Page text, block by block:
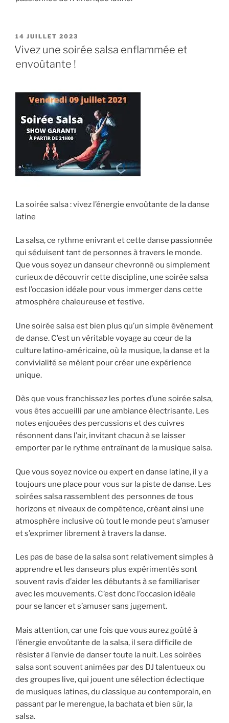
PUBLIÉ
LE
14 JUILLET 2023
Vivez une soirée salsa enflammée et
envoûtante !
La soirée salsa : vivez l’énergie envoûtante de la danse
latine
La salsa, ce rythme enivrant et cette danse passionnée
qui séduisent tant de personnes à travers le monde.
Que vous soyez un danseur chevronné ou simplement
curieux de découvrir cette discipline, une soirée salsa
est l’occasion idéale pour vous immerger dans cette
atmosphère chaleureuse et festive.
Une soirée salsa est bien plus qu’un simple événement
de danse. C’est un véritable voyage au cœur de la
culture latino-américaine, où la musique, la danse et la
convivialité se mêlent pour créer une expérience
unique.
Dès que vous franchissez les portes d’une soirée salsa,
vous êtes accueilli par une ambiance électrisante. Les
notes enjouées des percussions et des cuivres
résonnent dans l’air, invitant chacun à se laisser
emporter par le rythme entraînant de la musique salsa.
Que vous soyez novice ou expert en danse latine, il y a
toujours une place pour vous sur la piste de danse. Les
soirées salsa rassemblent des personnes de tous
horizons et niveaux de compétence, créant ainsi une
atmosphère inclusive où tout le monde peut s’amuser
et s’exprimer librement à travers la danse.
Les pas de base de la salsa sont relativement simples à
apprendre et les danseurs plus expérimentés sont
souvent ravis d’aider les débutants à se familiariser
avec les mouvements. C’est donc l’occasion idéale
pour se lancer et s’amuser sans jugement.
Mais attention, car une fois que vous aurez goûté à
l’énergie envoûtante de la salsa, il sera difficile de
résister à l’envie de danser toute la nuit. Les soirées
salsa sont souvent animées par des DJ talentueux ou
des groupes live, qui jouent une sélection éclectique
de musiques latines, du classique au contemporain, en
passant par le merengue, la bachata et bien sûr, la
salsa.